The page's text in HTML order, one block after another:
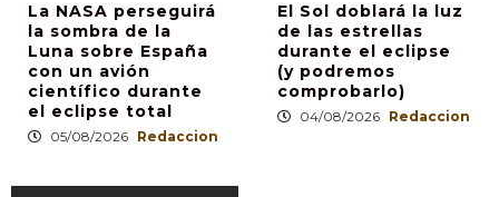
La NASA perseguirá
la sombra de la
Luna sobre España
con un avión
científico durante
el eclipse total
05/08/2026 Redaccion
El Sol doblará la luz
de las estrellas
durante el eclipse
(y podremos
comprobarlo)
04/08/2026 Redaccion